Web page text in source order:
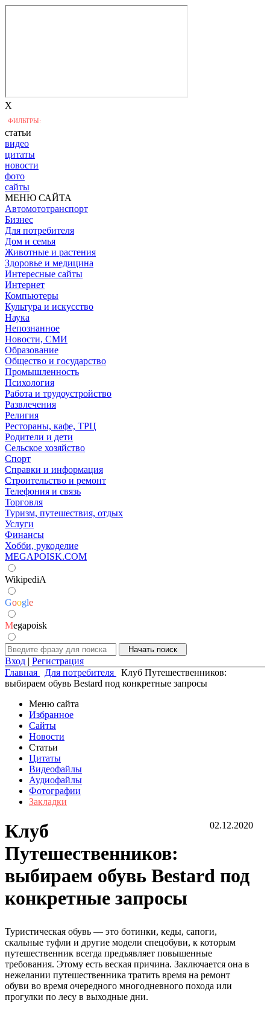
X
ФИЛЬТРЫ:
статьи
видео
цитаты
новости
фото
сайты
МЕНЮ САЙТА
Автомототранспорт
Бизнес
Для потребителя
Дом и семья
Животные и растения
Здоровье и медицина
Интересные сайты
Интернет
Компьютеры
Культура и искусство
Наука
Непознанное
Новости, СМИ
Образование
Общество и государство
Промышленность
Психология
Работа и трудоустройство
Развлечения
Религия
Рестораны, кафе, ТРЦ
Родители и дети
Сельское хозяйство
Спорт
Справки и информация
Строительство и ремонт
Телефония и связь
Торговля
Туризм, путешествия, отдых
Услуги
Финансы
Хобби, рукоделие
MEGAPOISK.COM
WikipediA
Google
Megapoisk
Вход | Регистрация
Главная
Для потребителя
Клуб Путешественников:
выбираем обувь Bestard под конкретные запросы
Меню сайта
Избранное
Сайты
Новости
Статьи
Цитаты
Видеофайлы
Аудиофайлы
Фотографии
Закладки
02.12.2020
Клуб
Путешественников:
выбираем обувь Bestard под
конкретные запросы
Туристическая обувь — это ботинки, кеды, сапоги,
скальные туфли и другие модели спецобуви, к которым
путешественник всегда предъявляет повышенные
требования. Этому есть веская причина. Заключается она в
нежелании путешественника тратить время на ремонт
обуви во время очередного многодневного похода или
прогулки по лесу в выходные дни.